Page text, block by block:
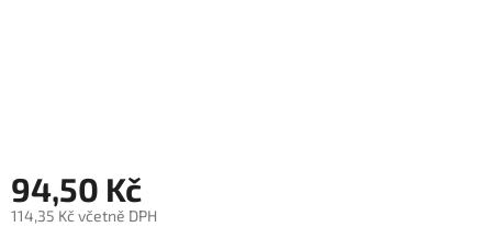
94,50 Kč
114,35 Kč včetně DPH